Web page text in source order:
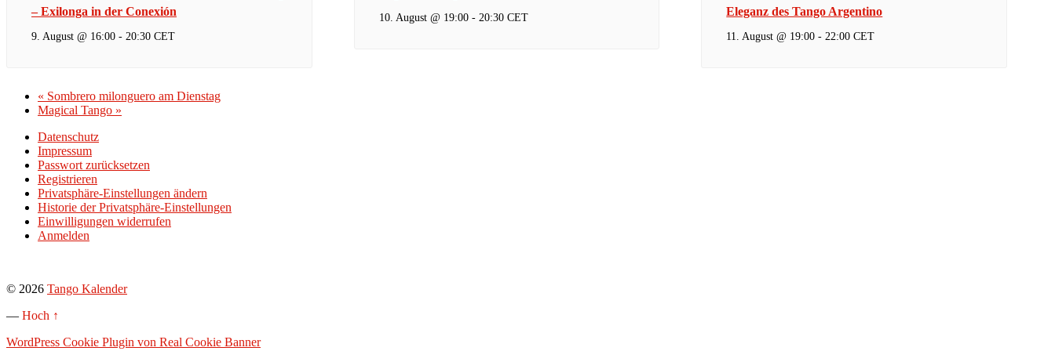
– Exilonga in der Conexión
9. August @ 16:00 - 20:30 CET
10. August @ 19:00- 20:30 CET
Eleganz des Tango Argentino
11. August @ 19:00 -22:00 CET
« Sombrero milonguero am Dienstag
Magical Tango »
Datenschutz
Impressum
Passwort zurücksetzen
Registrieren
Privatsphäre-Einstellungen ändern
Historie der Privatsphäre-Einstellungen
Einwilligungen widerrufen
Anmelden
© 2026 Tango Kalender
— Hoch ↑
WordPress Cookie Plugin von Real Cookie Banner